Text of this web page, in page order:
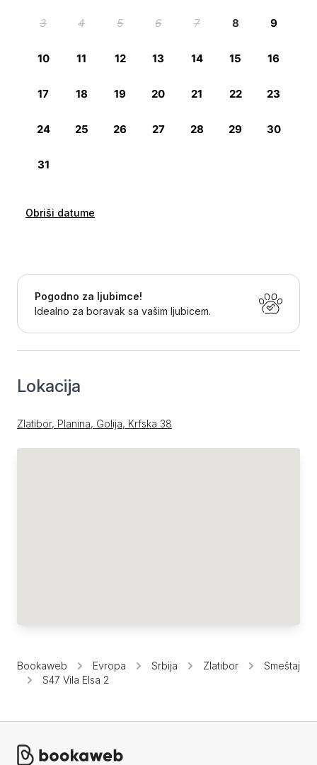
Obriši datume
Pogodno za ljubimce!
Idealno za boravak sa vašim ljubicem.
Lokacija
Zlatibor, Planina, Golija, Krfska 38
Bookaweb Evropa Srbija Zlatibor
Smeštaj
S47 Vila Elsa 2